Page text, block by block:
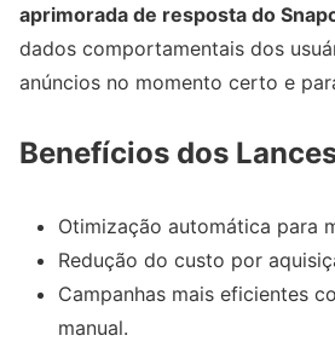
aprimorada de resposta do
dados comportamentais dos
anúncios no momento certo e
Benefícios dos
Otimização automática para
Redução do custo por
Campanhas mais eficientes
manual.